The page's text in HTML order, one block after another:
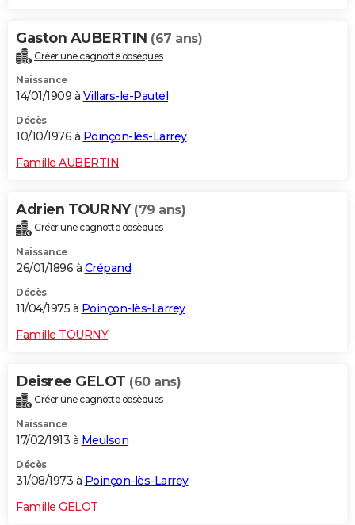
Gaston AUBERTIN (67 ans)
Créer une cagnotte obsèques
Naissance
14/01/1909 à Villars-le-Pautel
Décès
10/10/1976 à Poinçon-lès-Larrey
Famille AUBERTIN
Adrien TOURNY (79 ans)
Créer une cagnotte obsèques
Naissance
26/01/1896 à Crépand
Décès
11/04/1975 à Poinçon-lès-Larrey
Famille TOURNY
Deisree GELOT (60 ans)
Créer une cagnotte obsèques
Naissance
17/02/1913 à Meulson
Décès
31/08/1973 à Poinçon-lès-Larrey
Famille GELOT